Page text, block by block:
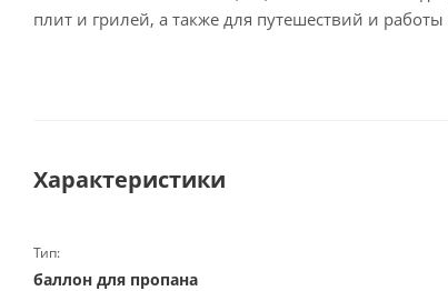
плит и грилей, а также для путешествий и
Характеристики
Тип:
баллон для пропана